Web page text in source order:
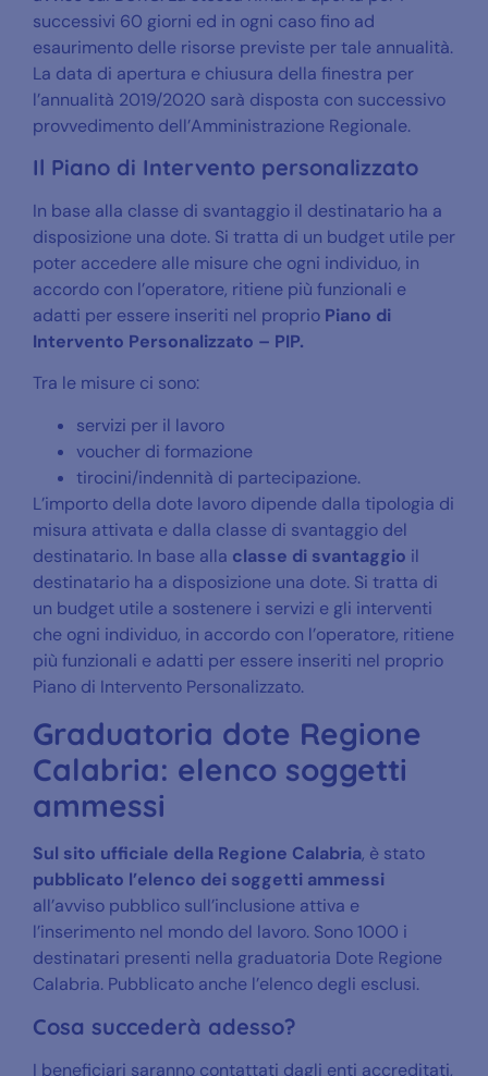
successivi 60 giorni ed in ogni caso fino ad
esaurimento delle risorse previste per tale annualità.
La data di apertura e chiusura della finestra per
l’annualità 2019/2020 sarà disposta con successivo
provvedimento dell’Amministrazione Regionale.
Il Piano di Intervento personalizzato
In base alla classe di svantaggio il destinatario ha a
disposizione una dote. Si tratta di un budget utile per
poter accedere alle misure che ogni individuo, in
accordo con l’operatore, ritiene più funzionali e
adatti per essere inseriti nel proprio Piano di
Intervento Personalizzato – PIP.
Tra le misure ci sono:
servizi per il lavoro
voucher di formazione
tirocini/indennità di partecipazione.
L’importo della dote lavoro dipende dalla tipologia di
misura attivata e dalla classe di svantaggio del
destinatario. In base alla classe di svantaggio il
destinatario ha a disposizione una dote. Si tratta di
un budget utile a sostenere i servizi e gli interventi
che ogni individuo, in accordo con l’operatore, ritiene
più funzionali e adatti per essere inseriti nel proprio
Piano di Intervento Personalizzato.
Graduatoria dote Regione
Calabria: elenco soggetti
ammessi
Sul sito ufficiale della Regione Calabria, è stato
pubblicato l’elenco dei soggetti ammessi
all’avviso pubblico sull’inclusione attiva e
l’inserimento nel mondo del lavoro. Sono 1000 i
destinatari presenti nella graduatoria Dote Regione
Calabria. Pubblicato anche l’elenco degli esclusi.
Cosa succederà adesso?
I beneficiari saranno contattati dagli enti accreditati,